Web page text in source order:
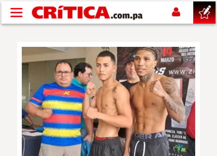
Pasar al contenido principal
NACIONAL
POLÍTICA
SHOW